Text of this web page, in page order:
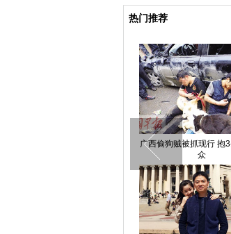
热门推荐
广西偷狗贼被抓现行 抱
众